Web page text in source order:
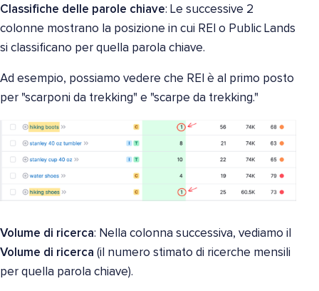
Classifiche delle parole chiave: Le successive 2
colonne mostrano la posizione in cui REI o Public Lands
si classificano per quella parola chiave.
Ad esempio, possiamo vedere che REI è al primo posto
per "scarponi da trekking" e "scarpe da trekking."
Volume di ricerca: Nella colonna successiva, vediamo il
Volume di ricerca (il numero stimato di ricerche mensili
per quella parola chiave).